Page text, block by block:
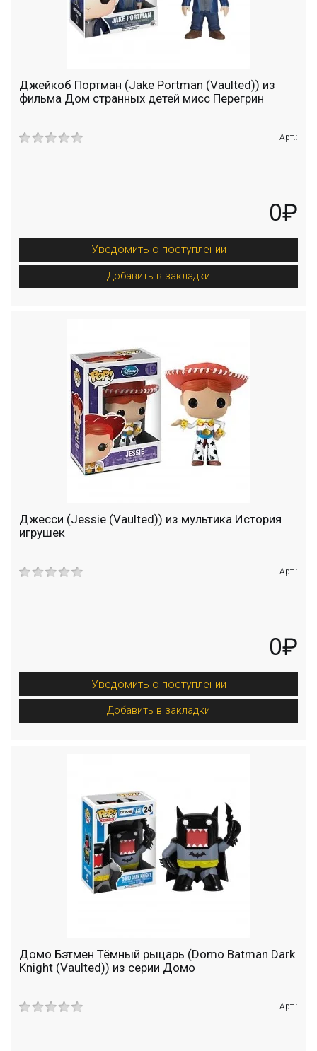
Джейкоб Портман (Jake Portman (Vaulted)) из
фильма Дом странных детей мисс Перегрин
Арт.:
0₽
Уведомить о поступлении
Добавить в закладки
Джесси (Jessie (Vaulted)) из мультика История
игрушек
Арт.:
0₽
Уведомить о поступлении
Добавить в закладки
Домо Бэтмен Тёмный рыцарь (Domo Batman Dark
Knight (Vaulted)) из серии Домо
Арт.: